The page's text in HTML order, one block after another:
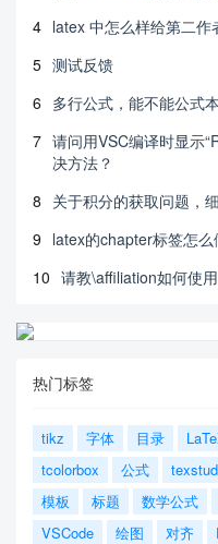
4 latex 中怎么样给第二作
5 测试反馈
6 多行公式，能不能公式
7 请问用VSC编译时显示
决方法？
8 关于积分的获取问题，
9 latex的chapter标签怎
10 请教\affiliation如何使
热门标签
tikz 字体 目录
tcolorbox
公式
模板
标题 数学公式
VSCode
绘图 对齐